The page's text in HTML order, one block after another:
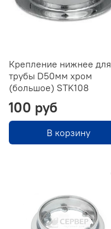
Крепление нижнее для
трубы D50мм хром
(большое) STK108
100 руб
В корзину